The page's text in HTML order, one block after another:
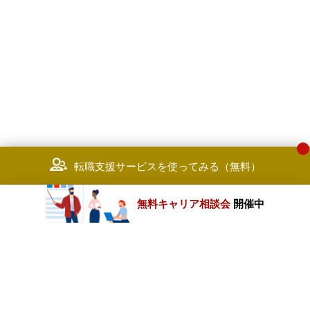
転職支援サービスを使ってみる（無料）
無料キャリア相談会 開催中